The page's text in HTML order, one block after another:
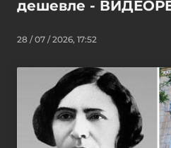
дешевле -
28 / 07 / 2026, 17:52